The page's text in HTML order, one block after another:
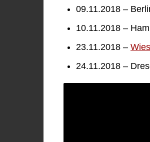
09.11.2018 –
10.11.2018 –
23.11.2018 –
24.11.2018 –